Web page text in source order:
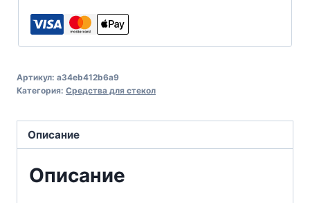
Артикул: a34eb412b6a9
Категория: Средства для стекол
Описание
Описание